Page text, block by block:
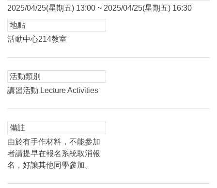
2025/04/25(星期五) 13:00 ~ 2025/04/25(星期五) 16:30
地點
活動中心214教室
活動類別
講習活動 Lecture Activities
備註
由於有手作材料，不能參加
者請提早在報名系統取消報
名，好讓其他同學參加。